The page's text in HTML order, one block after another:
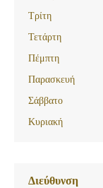
Τρίτη
Τετάρτη
Πέμπτη
Παρασκευή
Σάββατο
Κυριακή
Διεύθυνση